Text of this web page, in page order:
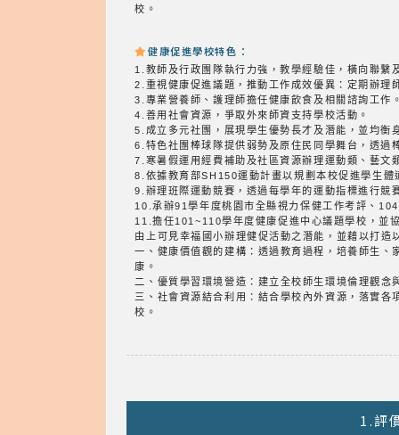
校。
健康促進學校特色：
1.教師及行政團隊執行力強，教學經驗佳，橫向聯繫
2.重視健康促進議題，推動工作成效優異：定期辦理
3.專業營養師、護理師擔任健康飲食及相關諮詢工作
4.善用社會資源，爭取外來師資支持學校活動。
5.成立多元社團，展現學生優勢長才及潛能，並均衡
6.特色社團棒球隊提供弱勢及原住民同學舞台，透過
7.寒暑假運用經費補助及社區資源辦理運動類、藝文
8.依據教育部SH150運動計畫以規劃本校促進學生
9.辦理班際運動競賽，透過每學年的運動指標進行競
10.承辦91學年度桃園市全縣視力保健工作考評、
11.擔任101~110學年度健康促進中心議題學校，並
由上可見幸福國小辦理健促活動之潛能，並藉以打造
一、健康價值觀的建構：透過教育過程，培養師生
康。
二、優質學習環境營造：建立全校師生環境倫理觀
三、社會資源結合利用：結合學校內外資源，落實
校。
1.評